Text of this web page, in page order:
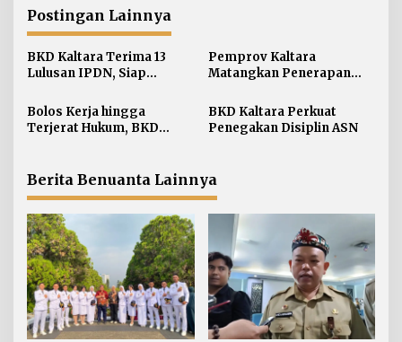
g
a
s
i
o
Postingan Lainnya
BKD Kaltara Terima 13
Lulusan IPDN, Siap
Lingkungan Pemprov
Pemprov Kaltara
Matangkan Penerapan
ASN
Bolos Kerja hingga
Terjerat Hukum, BKD
BKD Kaltara Perkuat
Penegakan Disiplin ASN
Berita Benuanta Lainnya